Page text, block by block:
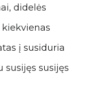
didelės
į susiduria
susijęs susijęs